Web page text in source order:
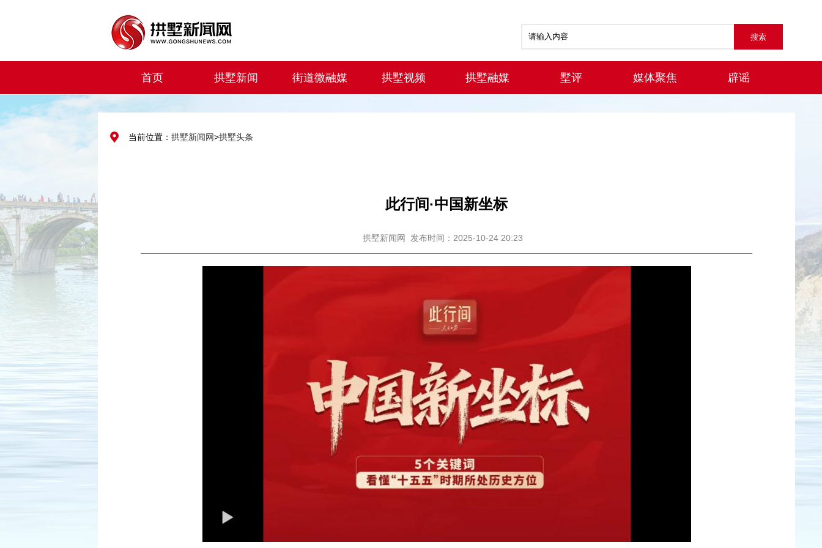
首页 拱墅新闻 街道微融媒 拱墅视频 拱墅融媒 墅评 媒体聚焦 辟谣
当前位置： 拱墅新闻网>拱墅头条
此行间·中国新坐标
拱墅新闻网 发布时间：2025-10-24 20:23